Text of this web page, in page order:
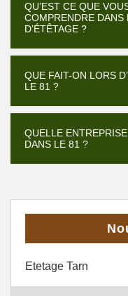
QU’EST CE QUE
COMPRENDRE DANS
D’ÉTÊTAGE ?
QUE FAIT-ON LORS
LE 81 ?
QUELLE
DANS LE 81 ?
Etetage Tarn